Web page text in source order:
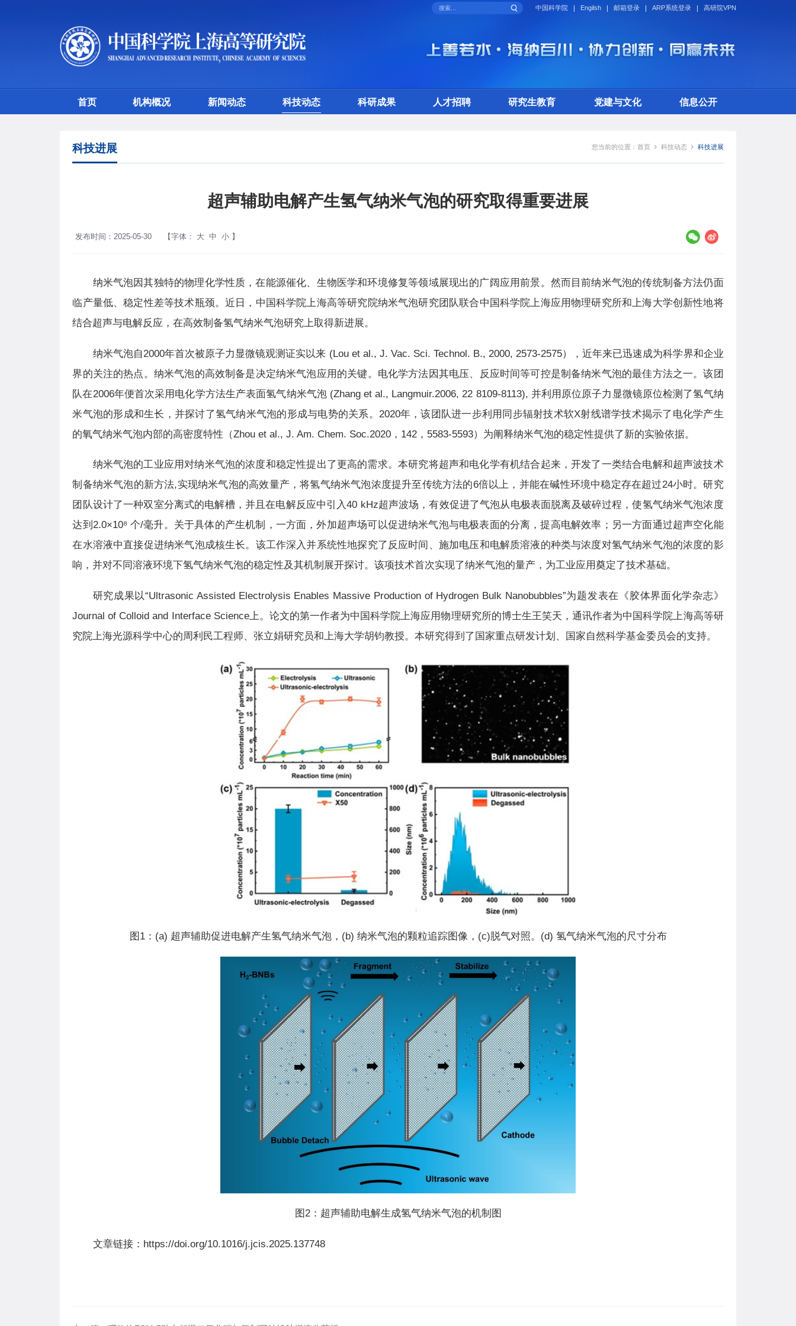
中国科学院 Engilsh 邮箱登录 ARP系统登录 高研院VPN
首页 机构概况 新闻动态 科技动态 科研成果 人才招聘 研究生教育 党建与文化 信息公开
科技进展 您当前的位置： 首页 科技动态 科技进展
超声辅助电解产生氢气纳米气泡的研究取得重要进展
发布时间：2025-05-30 【字体： 大 中 小】
纳米气泡因其独特的物理化学性质，在能源催化、生物医学和环境修复等领域展现出的广阔应用前景。然而目前纳米气泡的传统制备方法仍面
临产量低、稳定性差等技术瓶颈。近日，中国科学院上海高等研究院纳米气泡研究团队联合中国科学院上海应用物理研究所和上海大学创新性地将
结合超声与电解反应，在高效制备氢气纳米气泡研究上取得新进展。
纳米气泡自2000年首次被原子力显微镜观测证实以来 (Lou et al., J. Vac. Sci. Technol. B., 2000, 2573-2575），近年来已迅速成为科学界和企业
界的关注的热点。纳米气泡的高效制备是决定纳米气泡应用的关键。电化学方法因其电压、反应时间等可控是制备纳米气泡的最佳方法之一。该团
队在2006年便首次采用电化学方法生产表面氢气纳米气泡 (Zhang et al., Langmuir.2006, 22 8109-8113), 并利用原位原子力显微镜原位检测了氢气纳
米气泡的形成和生长，并探讨了氢气纳米气泡的形成与电势的关系。2020年，该团队进一步利用同步辐射技术软X射线谱学技术揭示了电化学产生
的氧气纳米气泡内部的高密度特性（Zhou et al., J. Am. Chem. Soc.2020，142，5583-5593）为阐释纳米气泡的稳定性提供了新的实验依据。
纳米气泡的工业应用对纳米气泡的浓度和稳定性提出了更高的需求。本研究将超声和电化学有机结合起来，开发了一类结合电解和超声波技术
制备纳米气泡的新方法,实现纳米气泡的高效量产，将氢气纳米气泡浓度提升至传统方法的6倍以上，并能在碱性环境中稳定存在超过24小时。研究
团队设计了一种双室分离式的电解槽，并且在电解反应中引入40 kHz超声波场，有效促进了气泡从电极表面脱离及破碎过程，使氢气纳米气泡浓度
达到2.0×10⁸ 个/毫升。关于具体的产生机制，一方面，外加超声场可以促进纳米气泡与电极表面的分离，提高电解效率；另一方面通过超声空化能
在水溶液中直接促进纳米气泡成核生长。该工作深入并系统性地探究了反应时间、施加电压和电解质溶液的种类与浓度对氢气纳米气泡的浓度的影
响，并对不同溶液环境下氢气纳米气泡的稳定性及其机制展开探讨。该项技术首次实现了纳米气泡的量产，为工业应用奠定了技术基础。
研究成果以“Ultrasonic Assisted Electrolysis Enables Massive Production of Hydrogen Bulk Nanobubbles”为题发表在《胶体界面化学杂志》
Journal of Colloid and Interface Science上。论文的第一作者为中国科学院上海应用物理研究所的博士生王笑天，通讯作者为中国科学院上海高等研
究院上海光源科学中心的周利民工程师、张立娟研究员和上海大学胡钧教授。本研究得到了国家重点研发计划、国家自然科学基金委员会的支持。
图 1：(a) 超声辅助促进电解产生氢气纳米气泡，(b) 纳米气泡的颗粒追踪图像，(c)脱气对照。(d) 氢气纳米气泡的尺寸分布
图2：超声辅助电解生成氢气纳米气泡的机制图
文章链接： https://doi.org/10.1016/j.jcis.2025.137748